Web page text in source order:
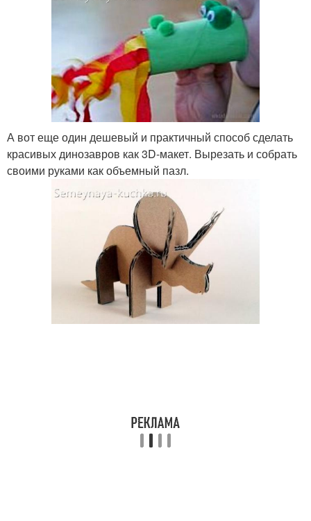
А вот еще один дешевый и практичный способ сделать
красивых динозавров как 3D-макет. Вырезать и собрать
своими руками как объемный пазл.